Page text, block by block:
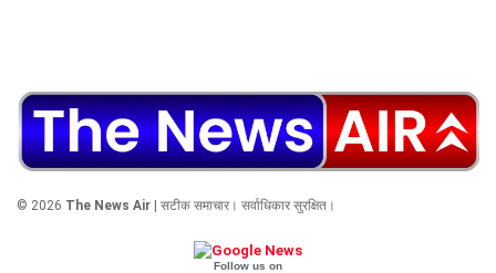
© 2026 The News Air | सटीक समाचार। सर्वाधिकार सुरक्षित।
Follow us on